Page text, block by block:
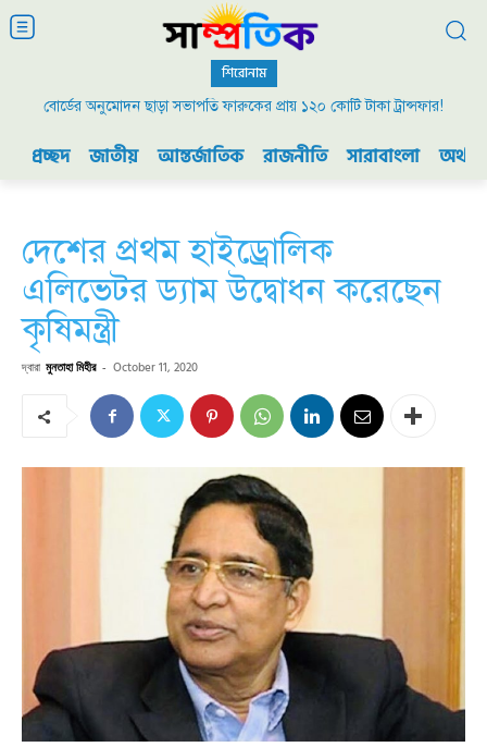
শিরোনাম
বোর্ডের অনুমোদন ছাড়া সভাপতি ফারুকের প্রায় ১২০ কোটি টাকা ট্রান্সফার!
প্রচ্ছদ জাতীয় আন্তর্জাতিক রাজনীতি সারাবাংলা
দেশের প্রথম হাইড্রোলিক
এলিভেটর ড্যাম উদ্বোধন করেছেন
কৃষিমন্ত্রী
দ্বারা মুনতাহা মিহীর - October 11, 2020